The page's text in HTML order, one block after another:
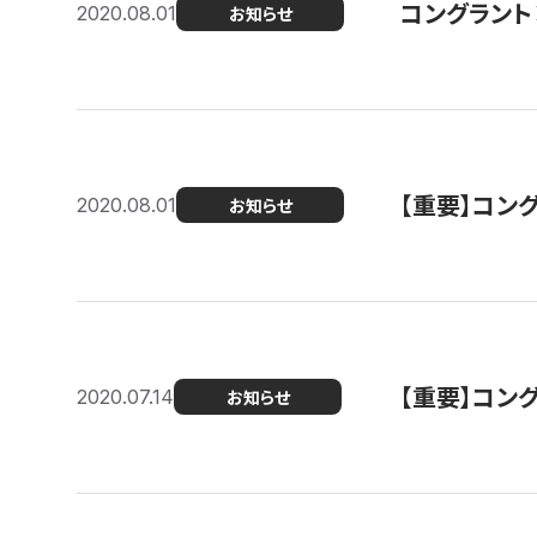
2020.08.01 お知らせ コングラン
2020.08.01 お知らせ 【重要】コ
2020.07.14 お知らせ 【重要】コ